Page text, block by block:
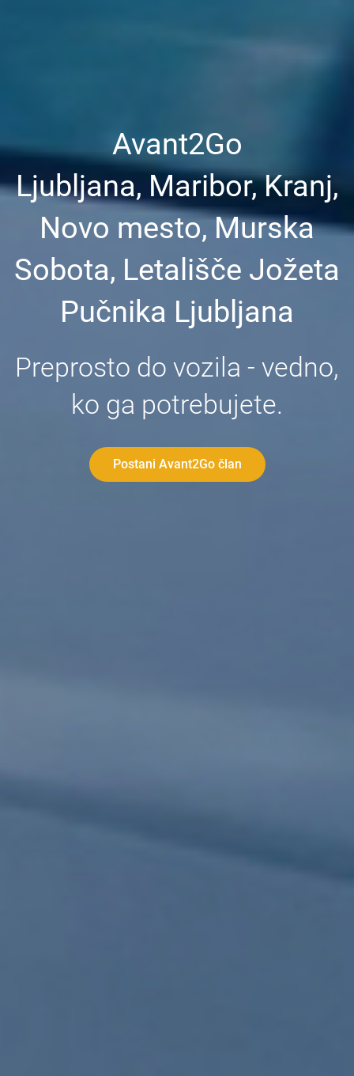
Avant2Go
Ljubljana, Maribor, Kranj,
Novo mesto, Murska
Sobota, Letališče Jožeta
Pučnika Ljubljana
Preprosto do vozila - vedno,
ko ga potrebujete.
Postani Avant2Go član